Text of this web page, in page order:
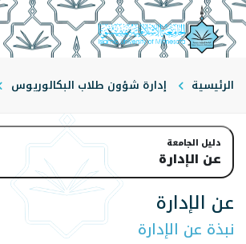
الرئيسية إدارة شؤون طلاب البكالوريوس
دليل الجامعة
عن الإدارة
عن الإدارة
نبذة عن الإدارة